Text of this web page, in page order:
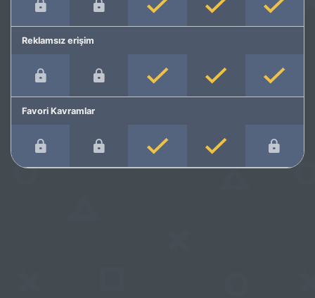
Reklamsız erişim
Favori Kavramlar